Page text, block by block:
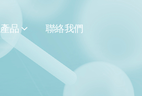
產品 聯絡我們